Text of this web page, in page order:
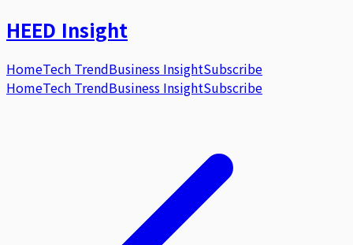
HEED Insight
HomeTech TrendBusiness InsightSubscribe
HomeTech TrendBusiness InsightSubscribe